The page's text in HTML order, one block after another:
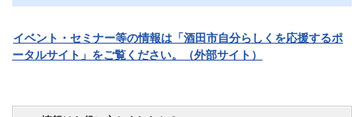
イベント・セミナー等の情報は「酒田市自分らしくを応援するポ
ータルサイト」をご覧ください。（外部サイト）